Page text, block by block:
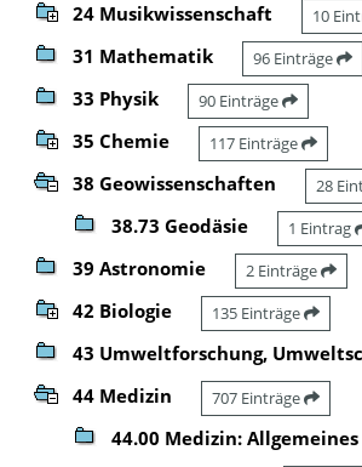
24 Musikwissenschaft 10
31 Mathematik 96 Einträge
33 Physik 90 Einträge
35 Chemie 117 Einträge
38 Geowissenschaften 28
38.73 Geodäsie 1 Eintrag
39 Astronomie 2 Einträge
42 Biologie 135 Einträge
43 Umweltforschung,
44 Medizin 707 Einträge
44.00 Medizin: Allgemeines